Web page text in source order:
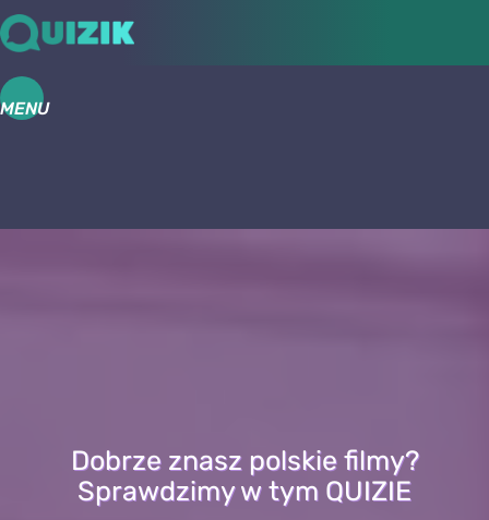
MENU
Dobrze znasz polskie filmy?
Sprawdzimy w tym QUIZIE